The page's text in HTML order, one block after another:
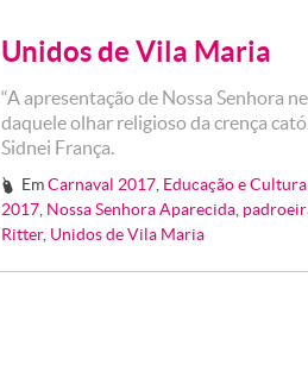
Unidos de Vila Maria
“A apresentação de Nossa Senhora
daquele olhar religioso da crença
Sidnei França.
# EmCarnaval 2017 Educação e Cultura
2017 Nossa Senhora Aparecida
Ritter, Unidos de Vila Maria